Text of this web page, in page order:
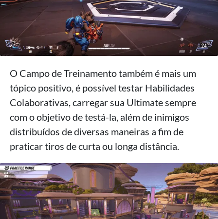
O Campo de Treinamento também é mais um
tópico positivo, é possível testar Habilidades
Colaborativas, carregar sua Ultimate sempre
com o objetivo de testá-la, além de inimigos
distribuídos de diversas maneiras a fim de
praticar tiros de curta ou longa distância.